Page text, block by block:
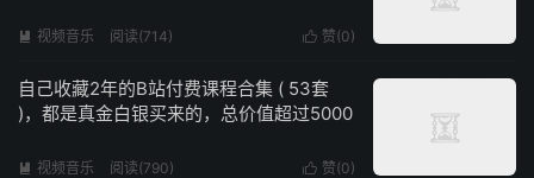
 赞(0)
 视频音乐 阅读(714)
自己收藏2年的B站付费课程合集 ( 53套
)，都是真金白银买来的，总价值超过5000
 赞(0)
 视频音乐 阅读(790)